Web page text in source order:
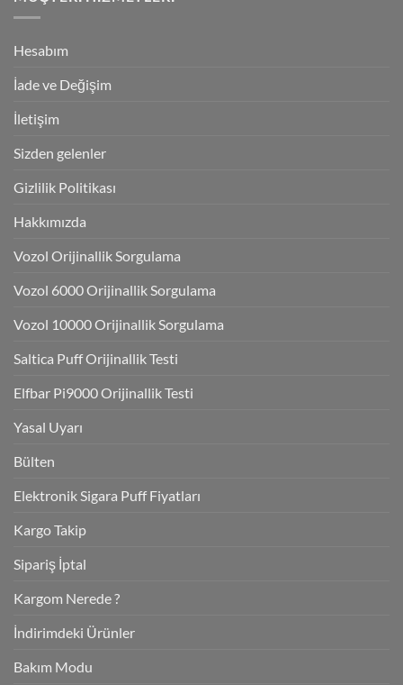
Hesabım
İade ve Değişim
İletişim
Sizden gelenler
Gizlilik Politikası
Hakkımızda
Vozol Orijinallik Sorgulama
Vozol 6000 Orijinallik Sorgulama
Vozol 10000 Orijinallik Sorgulama
Saltica Puff Orijinallik Testi
Elfbar Pi9000 Orijinallik Testi
Yasal Uyarı
Bülten
Elektronik Sigara Puff Fiyatları
Kargo Takip
Sipariş İptal
Kargom Nerede ?
İndirimdeki Ürünler
Bakım Modu